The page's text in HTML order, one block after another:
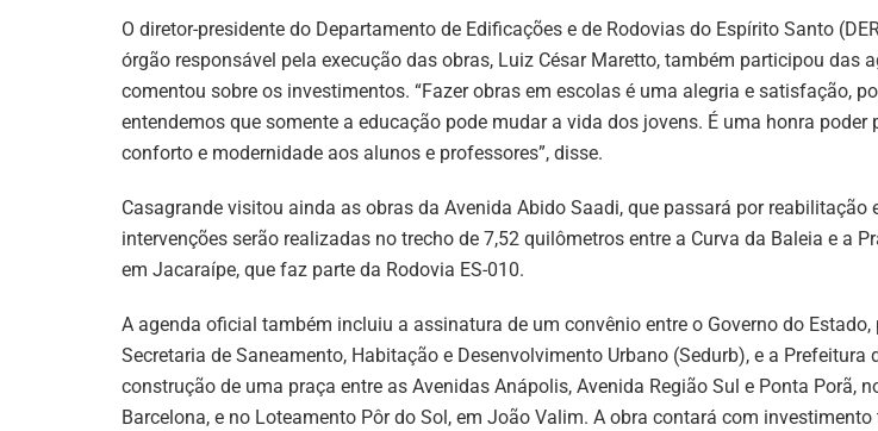
O diretor-presidente do Departamento de Edificações e de Rodovias do Espírito Santo
órgão responsável pela execução das obras, Luiz César Maretto, também participou das
comentou sobre os investimentos. “Fazer obras em escolas é uma alegria e satisfação,
entendemos que somente a educação pode mudar a vida dos jovens. É uma honra poder
conforto e modernidade aos alunos e professores”, disse.
Casagrande visitou ainda as obras da Avenida Abido Saadi, que passará por reabilitação
intervenções serão realizadas no trecho de 7,52 quilômetros entre a Curva da Baleia e a
em Jacaraípe, que faz parte da Rodovia ES-010.
A agenda oficial também incluiu a assinatura de um convênio entre o Governo do Estado,
Secretaria de Saneamento, Habitação e Desenvolvimento Urbano (Sedurb), e a Prefeitura
construção de uma praça entre as Avenidas Anápolis, Avenida Região Sul e Ponta Porã,
Barcelona, e no Loteamento Pôr do Sol, em João Valim. A obra contará com investimento